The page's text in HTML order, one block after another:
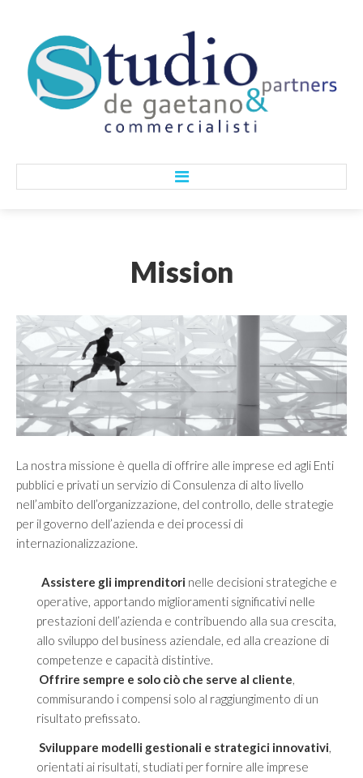
Lo Studio
I Nostri Valori
Vision
Mission
Controllo di gestione e controllo strategico
Finanza Aziendale
Internazionalizzazione
Merger & Acquisition e valutazione d’azienda
Organizzazione e Riorganizzazione Aziendale
Passaggio generazionale
MERCATI
Investire in Cina
Investire negli Emirati Arabi Uniti
Mission
La nostra missione è quella di offrire alle imprese ed agli Enti
pubblici e privati un servizio di Consulenza di alto livello
nell’ambito dell’organizzazione, del controllo, delle strategie
per il governo dell’azienda e dei processi di
internazionalizzazione.
Assistere gli imprenditori nelle decisioni strategiche e
operative, apportando miglioramenti significativi nelle
prestazioni dell’azienda e contribuendo alla sua crescita,
allo sviluppo del business aziendale, ed alla creazione di
competenze e capacità distintive.
Offrire sempre e solo ciò che serve al cliente,
commisurando i compensi solo al raggiungimento di un
risultato prefissato.
Sviluppare modelli gestionali e strategici innovativi,
orientati ai risultati, studiati per fornire alle imprese